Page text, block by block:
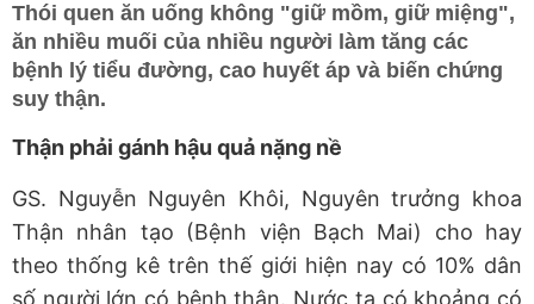
Thói quen ăn uống không "giữ mồm, giữ miệng",
ăn nhiều muối của nhiều người làm tăng các
bệnh lý tiểu đường, cao huyết áp và biến chứng
suy thận.
Thận phải gánh hậu quả nặng nề
GS. Nguyễn Nguyên Khôi, Nguyên trưởng khoa
Thận nhân tạo (Bệnh viện Bạch Mai) cho hay
theo thống kê trên thế giới hiện nay có 10% dân
số người lớn có bệnh thận. Nước ta có khoảng có